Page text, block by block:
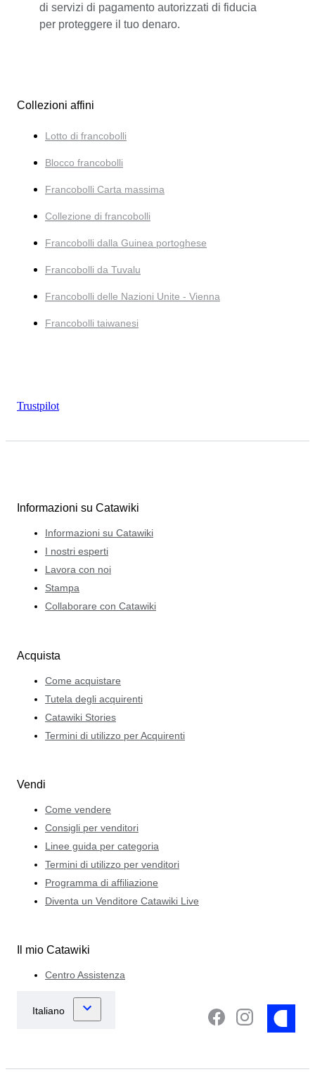
di servizi di pagamento autorizzati di fiducia
per proteggere il tuo denaro.
Collezioni affini
Lotto di francobolli
Blocco francobolli
Francobolli Carta massima
Collezione di francobolli
Francobolli dalla Guinea portoghese
Francobolli da Tuvalu
Francobolli delle Nazioni Unite - Vienna
Francobolli taiwanesi
Trustpilot
Informazioni su Catawiki
Informazioni su Catawiki
I nostri esperti
Lavora con noi
Stampa
Collaborare con Catawiki
Acquista
Come acquistare
Tutela degli acquirenti
Catawiki Stories
Termini di utilizzo per Acquirenti
Vendi
Come vendere
Consigli per venditori
Linee guida per categoria
Termini di utilizzo per venditori
Programma di affiliazione
Diventa un Venditore Catawiki Live
Il mio Catawiki
Centro Assistenza